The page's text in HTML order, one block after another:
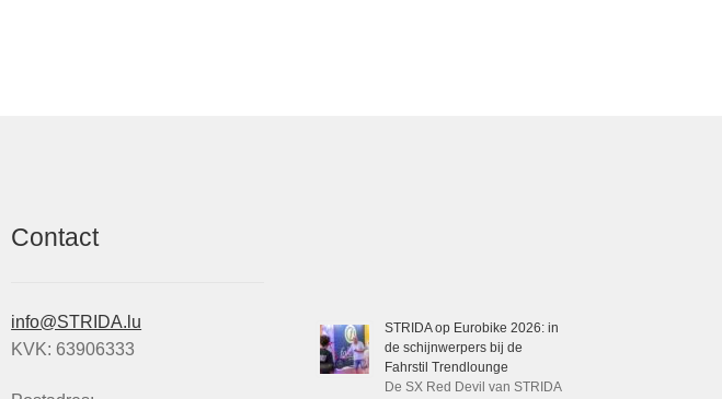
Contact
info@STRIDA.lu
KVK: 63906333
STRIDA op Eurobike 2026: in
de schijnwerpers bij de
Fahrstil Trendlounge
De SX Red Devil van STRIDA